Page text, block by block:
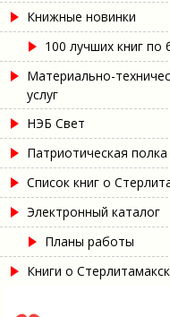
Книжные новинки
100 лучших книг по
Материально-
услуг
НЭБ Свет
Патриотическая полка
Список книг о
Электронный каталог
Планы работы
Книги о